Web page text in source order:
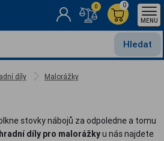
Hledat
0
0
MENU
díly Malorážky
stovky nábojů za odpoledne a tomu
díly pro malorážkyu nás najdete